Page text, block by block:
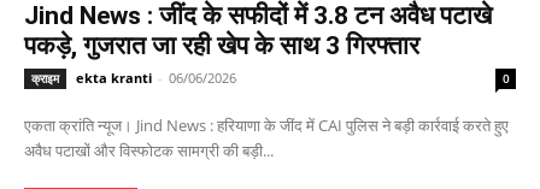
Jind News : जींद के सफीदों में 3.8 टन अवैध पटाखे
पकड़े, गुजरात जा रही खेप के साथ 3 गिरफ्तार
क्राइम ekta kranti - 06/06/2026 0
एकता क्रांति न्यूज। Jind News : हरियाणा के जींद में CAI पुलिस ने बड़ी कार्रवाई करते हुए
अवैध पटाखों और विस्फोटक सामग्री की बड़ी...